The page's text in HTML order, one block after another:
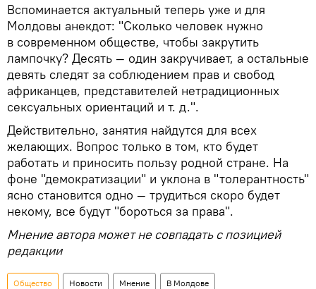
Вспоминается актуальный теперь уже и для
Молдовы анекдот: "Сколько человек нужно
в современном обществе, чтобы закрутить
лампочку? Десять — один закручивает, а остальные
девять следят за соблюдением прав и свобод
африканцев, представителей нетрадиционных
сексуальных ориентаций и т. д.".
Действительно, занятия найдутся для всех
желающих. Вопрос только в том, кто будет
работать и приносить пользу родной стране. На
фоне "демократизации" и уклона в "толерантность"
ясно становится одно — трудиться скоро будет
некому, все будут "бороться за права".
Мнение автора может не совпадать с позицией
редакции
Общество Новости Мнение В Молдове